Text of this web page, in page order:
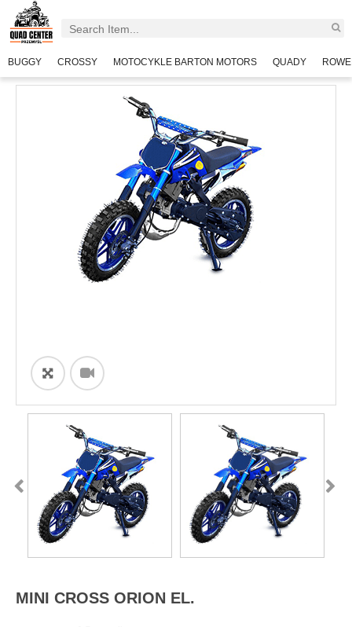
BUGGY CROSSY MOTOCYKLE BARTON MOTORS QUADY
ðŸ”
MINI CROSS ORION EL.